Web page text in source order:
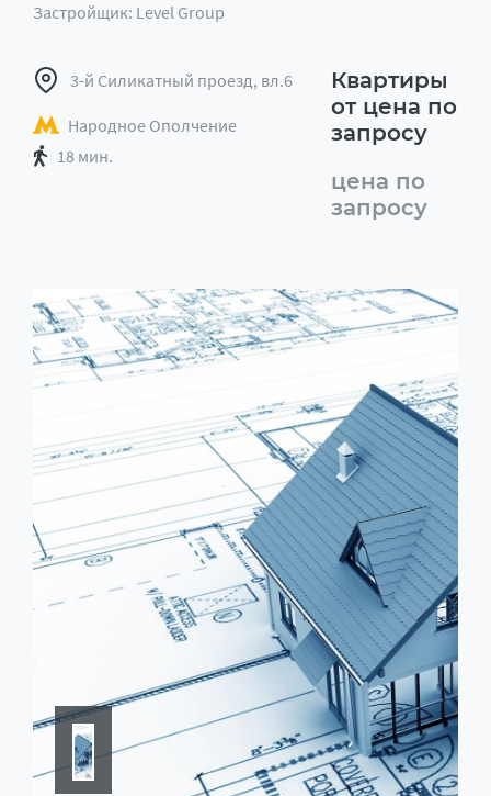
Застройщик: Level Group
3-й Силикатный проезд, вл.6
Народное Ополчение
18 мин.
Квартиры
от цена по
запросу
цена по
запросу